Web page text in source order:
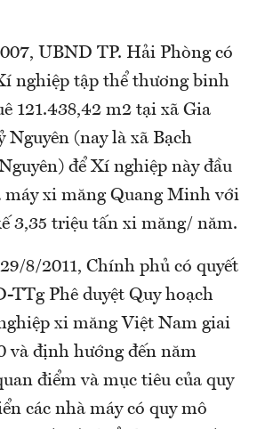
UBND TP. Hải Phòng có
nghiệp tập thể thương binh
121.438,42 m2 tại xã Gia
Nguyên (nay là xã Bạch
để Xí nghiệp này đầu
máy xi măng Quang Minh với
3,35 triệu tấn xi măng/ năm.
8/2011, Chính phủ có quyết
TTg Phê duyệt Quy hoạch
xi măng Việt Nam giai
và định hướng đến năm
điểm và mục tiêu của quy
các nhà máy có quy mô